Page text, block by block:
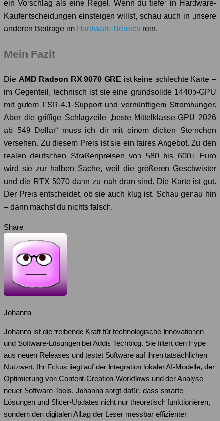
ein Vorschlag als eine Regel. Wenn du tiefer in Hardware-
Kaufentscheidungen einsteigen willst, schau auch in unsere
anderen Beiträge im Hardware-Bereich rein.
Mein Fazit
Die AMD Radeon RX 9070 GRE ist keine schlechte Karte –
im Gegenteil, technisch ist sie eine grundsolide 1440p-GPU
mit gutem FSR-4.1-Support und vernünftigem Stromhunger.
Aber die griffige Schlagzeile „beste Mittelklasse-GPU 2026
ab 549 Dollar“ muss ich dir mit einem dicken Sternchen
versehen. Zu diesem Preis ist sie ein faires Angebot. Zu den
realen deutschen Straßenpreisen von 580 bis 600+ Euro
wird sie zur halben Sache, weil die größeren Geschwister
und die RTX 5070 dann zu nah dran sind. Die Karte ist gut.
Der Preis entscheidet, ob sie auch klug ist. Schau genau hin
– dann machst du nichts falsch.
Share
Johanna
Johanna ist die treibende Kraft für technologische Innovationen
und Software-Lösungen bei Addis Techblog. Sie filtert den Hype
aus neuen Releases und testet Software auf ihren tatsächlichen
Nutzwert. Ihr Fokus liegt auf der Integration lokaler AI-Modelle, der
Optimierung von Content-Creation-Workflows und der Analyse
neuer Software-Tools. Johanna sorgt dafür, dass smarte
Lösungen und Slicer-Updates nicht nur theoretisch funktionieren,
sondern den digitalen Alltag der Leser messbar effizienter